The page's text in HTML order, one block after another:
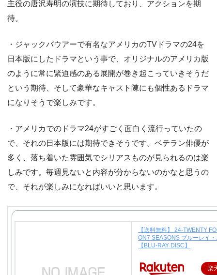
主役の唐沢寿明の演技に期待しており、アクションを期
待。
・ジャックバウアーで有名なアメリカのTVドラマの24を
日本版にしたドラマという事で、オリジナルのアメリカ版
のように常に緊迫感のある展開が巻き起こっていきそうだ
という期待、そして豪華なキャスト陳にも個性あるドラマ
になりそうで楽しみです。
・アメリカでのドラマ24がすごく面白く流行っていたの
で、それの日本版には期待できそうです。ベテラン俳優が
多く、落ち着いた雰囲気でシリアスものが見られるのは楽
しみです。毎週見ないと内容が分からないのかなと思うの
で、それが楽しみになればいいと思います。
【送料無料】 24-TWENTY
ON7 SEASONS ブルーレイ
【BLU-RAY DISC】
楽